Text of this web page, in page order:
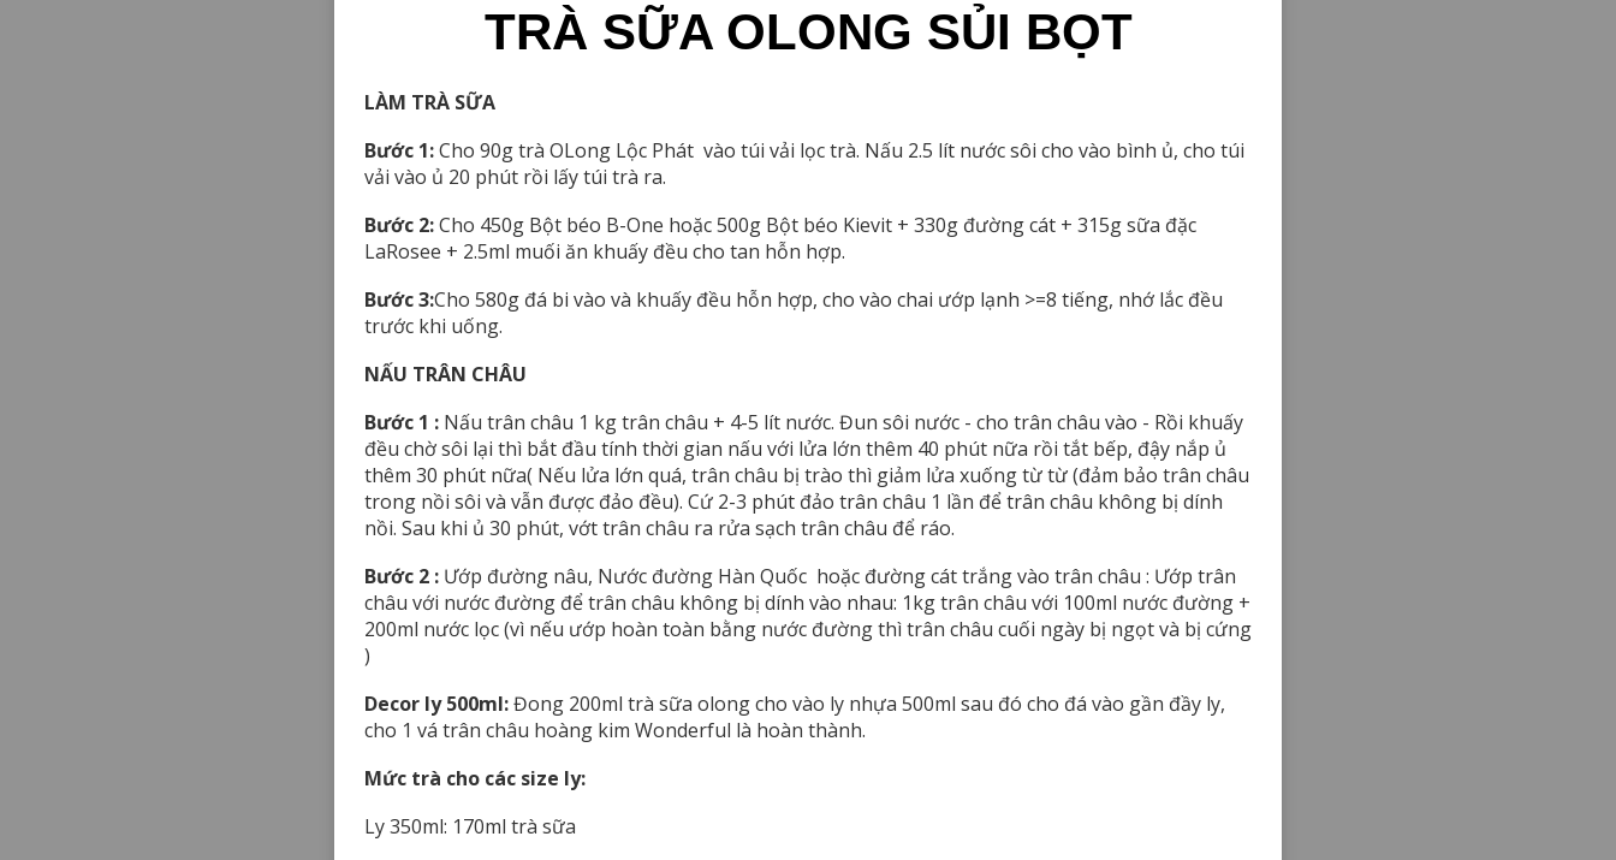
TRÀ SỮA OLONG SỦI BỌT
LÀM TRÀ SỮA
Bước 1:Cho 90g trà OLong Lộc Phát vào túi vải lọc trà. Nấu 2.5 lít nước sôi cho vào bình ủ, cho túi
vải vào ủ 20 phút rồi lấy túi trà ra.
Bước 2:Cho 450g Bột béo B-One hoặc 500g Bột béo Kievit + 330g đường cát + 315g sữa đặc
LaRosee + 2.5ml muối ăn khuấy đều cho tan hỗn hợp.
Bước 3:Cho 580g đá bi vào và khuấy đều hỗn hợp, cho vào chai ướp lạnh >=8 tiếng, nhớ lắc đều
trước khi uống.
NẤU TRÂN CHÂU
Bước 1 : Nấu trân châu 1 kg trân châu + 4-5 lít nước. Đun sôi nước - cho trân châu vào - Rồi khuấy
đều chờ sôi lại thì bắt đầu tính thời gian nấu với lửa lớn thêm 40 phút nữa rồi tắt bếp, đậy nắp ủ
thêm 30 phút nữa( Nếu lửa lớn quá, trân châu bị trào thì giảm lửa xuống từ từ (đảm bảo trân châu
trong nồi sôi và vẫn được đảo đều). Cứ 2-3 phút đảo trân châu 1 lần để trân châu không bị dính
nồi. Sau khi ủ 30 phút, vớt trân châu ra rửa sạch trân châu để ráo.
Bước 2 : Ướp đường nâu, Nước đường Hàn Quốc hoặc đường cát trắng vào trân châu : Ướp trân
châu với nước đường để trân châu không bị dính vào nhau: 1kg trân châu với 100ml nước đường +
200ml nước lọc (vì nếu ướp hoàn toàn bằng nước đường thì trân châu cuối ngày bị ngọt và bị cứng
)
Decor ly 500ml:Đong 200ml trà sữa olong cho vào ly nhựa 500ml sau đó cho đá vào gần đầy ly,
cho 1 vá trân châu hoàng kim Wonderful là hoàn thành.
Mức trà cho các size ly:
Ly 350ml: 170ml trà sữa